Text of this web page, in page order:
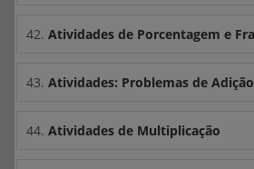
42. Atividades de Porcentagem e
43. Atividades: Problemas de
44. Atividades de Multiplicação